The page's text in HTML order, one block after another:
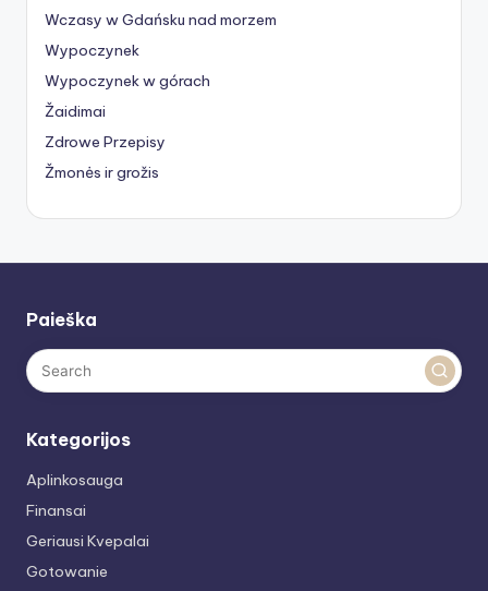
Wczasy w Gdańsku nad morzem
Wypoczynek
Wypoczynek w górach
Žaidimai
Zdrowe Przepisy
Žmonės ir grožis
Paieška
Kategorijos
Aplinkosauga
Finansai
Geriausi Kvepalai
Gotowanie